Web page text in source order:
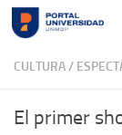
Skip to content
CULTURA /
El primer